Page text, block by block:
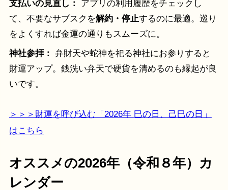
支払いの見直し：
アプリの利用履歴をチェックし
て、不要なサブスクを解約・停止するのに最適。巡り
をよくすれば金運の通りもスムーズに。
神社参拝： 弁財天や蛇神を祀る神社にお参りすると
財運アップ。銭洗い弁天で硬貨を清めるのも縁起が良
いです。
＞＞＞財運を呼び込む「2026年 巳の日、己巳の日」
はこちら
オススメの2026年（令和８年）カ
レンダー